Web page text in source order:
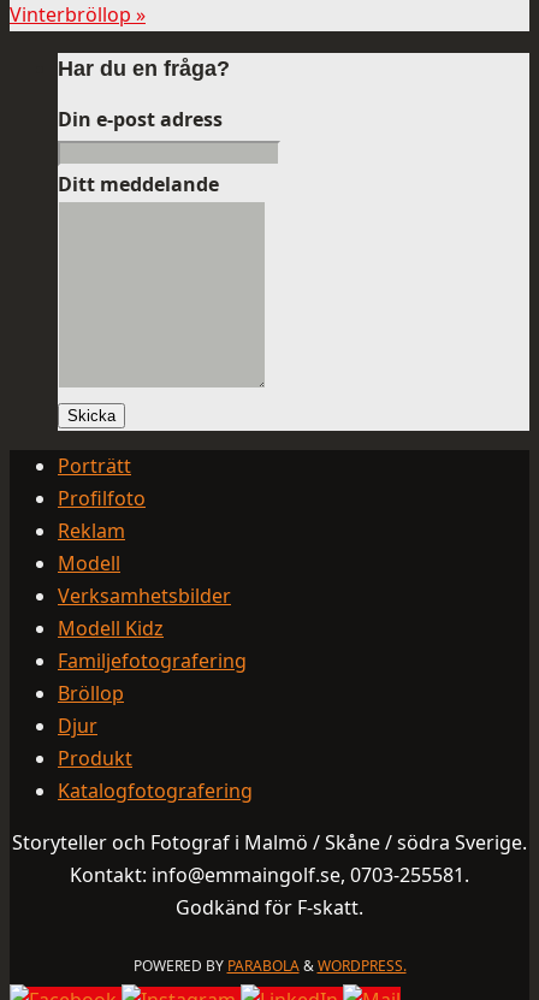
Vinterbröllop »
Har du en fråga?
Din e-post adress
Ditt meddelande
Skicka
Porträtt
Profilfoto
Reklam
Modell
Verksamhetsbilder
Modell Kidz
Familjefotografering
Bröllop
Djur
Produkt
Katalogfotografering
Storyteller och Fotograf i Malmö / Skåne / södra Sverige.
Kontakt: info@emmaingolf.se, 0703-255581.
Godkänd för F-skatt.
POWERED BY PARABOLA&WORDPRESS.